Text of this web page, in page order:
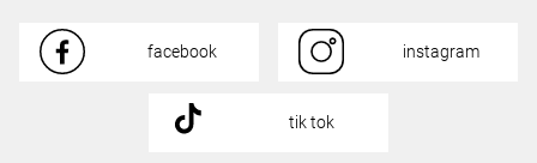
facebook instagram
tik tok